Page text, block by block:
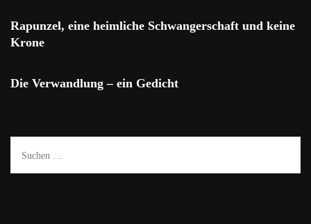
Rapunzel, eine heimliche Schwangerschaft und keine
Krone
Die Verwandlung – ein Gedicht
Suchen
nach: